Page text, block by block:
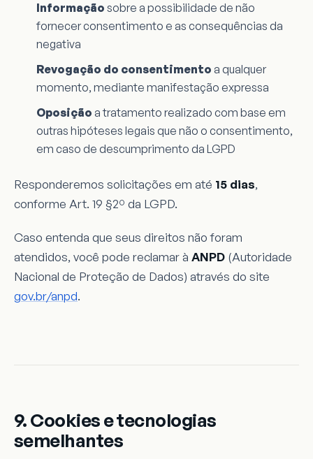
Informação sobre a possibilidade de não
fornecer consentimento e as consequências da
negativa
Revogação do consentimento a qualquer
momento, mediante manifestação expressa
Oposição a tratamento realizado com base em
outras hipóteses legais que não o consentimento,
em caso de descumprimento da LGPD
Responderemos solicitações em até 15 dias,
conforme Art. 19 §2º da LGPD.
Caso entenda que seus direitos não foram
atendidos, você pode reclamar à ANPD (Autoridade
Nacional de Proteção de Dados) através do site
gov.br/anpd.
9. Cookies e tecnologias
semelhantes